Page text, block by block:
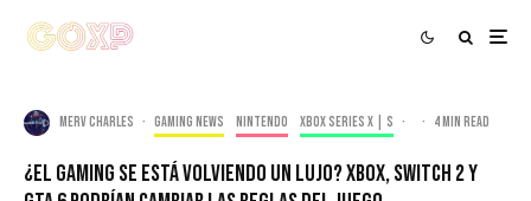
Merv Charles · Gaming news Nintendo Xbox Series X | S · · 4 min read
¿El Gaming Se Está Volviendo Un Lujo? Xbox, Switch 2 y